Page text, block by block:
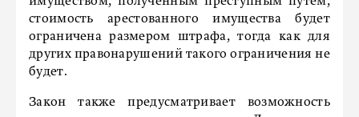
стоимость арестованного имущества будет
ограничена размером штрафа, тогда как для
других правонарушений такого ограничения не
будет.
Закон также предусматривает возможность